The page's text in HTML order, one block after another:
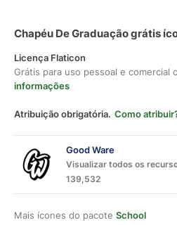
Chapéu De Graduação grátis
Licença Flaticon
Grátis para uso pessoal e comercial
informações
Atribuição obrigatória. Como
Good Ware
Visualizar todos os
139,532
Mais ícones do pacote School